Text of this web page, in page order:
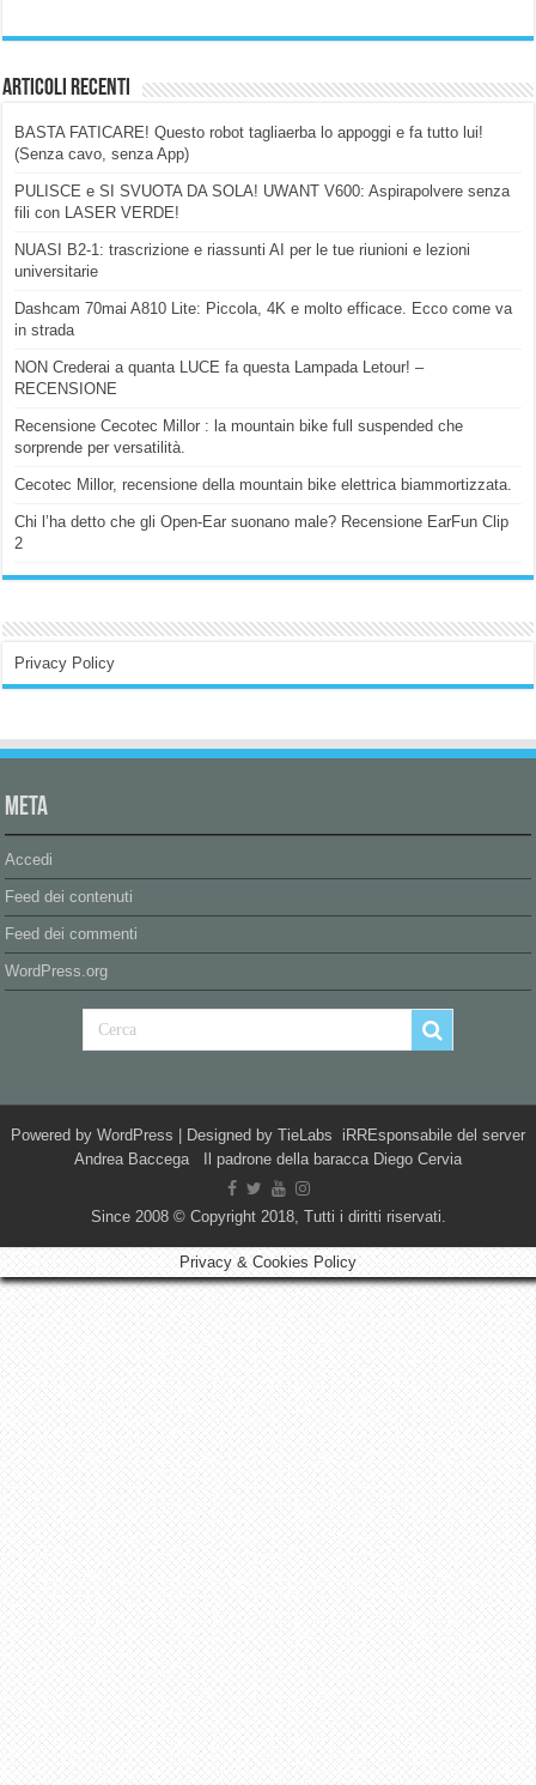
Articoli Recenti
BASTA FATICARE! Questo robot tagliaerba lo appoggi e fa tutto lui!
(Senza cavo, senza App)
PULISCE e SI SVUOTA DA SOLA! UWANT V600: Aspirapolvere senza
fili con LASER VERDE!
NUASI B2-1: trascrizione e riassunti AI per le tue riunioni e lezioni
universitarie
Dashcam 70mai A810 Lite: Piccola, 4K e molto efficace. Ecco come va
in strada
NON Crederai a quanta LUCE fa questa Lampada Letour! –
RECENSIONE
Recensione Cecotec Millor : la mountain bike full suspended che
sorprende per versatilità.
Cecotec Millor, recensione della mountain bike elettrica biammortizzata.
Chi l’ha detto che gli Open-Ear suonano male? Recensione EarFun Clip
2
Privacy Policy
Meta
Accedi
Feed dei contenuti
Feed dei commenti
WordPress.org
Powered by WordPress | Designed by TieLabs iRREsponsabile del server
Andrea Baccega Il padrone della baracca Diego Cervia
Since 2008 © Copyright 2018, Tutti i diritti riservati.
Privacy & Cookies Policy